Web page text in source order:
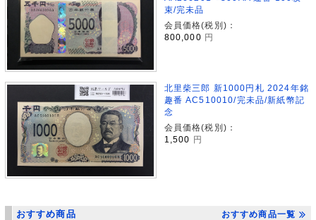
束/完未品
会員価格(税別)：
800,000 円
北里柴三郎 新1000円札 2024年銘
趣番 AC510010/完未品/新紙幣記
念
会員価格(税別)：
1,500
円
おすすめ商品 おすすめ商品一覧